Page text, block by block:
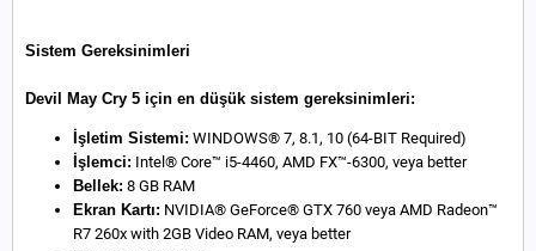
Sistem Gereksinimleri
Devil May Cry 5 için en düşük sistem gereksinimleri:
İşletim Sistemi: WINDOWS® 7, 8.1, 10 (64-BIT Required)
İşlemci: Intel® Core™ i5-4460, AMD FX™-6300, veya better
Bellek: 8 GB RAM
Ekran Kartı: NVIDIA® GeForce® GTX 760 veya AMD Radeon™
R7 260x with 2GB Video RAM, veya better